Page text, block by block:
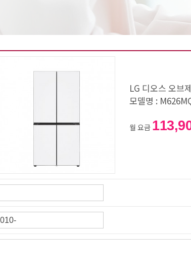
LG 디오스 오브
모델명 :
월 요금